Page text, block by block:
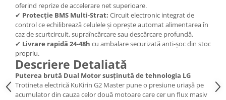
oferind reprize de accelerare net superioare.
✔ Protecție BMS Multi-Strat: Circuit electronic integrat de
control ce echilibrează celulele și oprește automat alimentarea în
caz de scurtcircuit, supraîncărcare sau descărcare profundă.
✔ Livrare rapidă 24-48h cu ambalare securizată anti-șoc din stoc
propriu.
Descriere Detaliată
Puterea brută Dual Motor susținută de tehnologia LG
Trotineta electrică KuKirin G2 Master pune o presiune uriașă pe
acumulator din cauza celor două motoare care cer un flux masiv